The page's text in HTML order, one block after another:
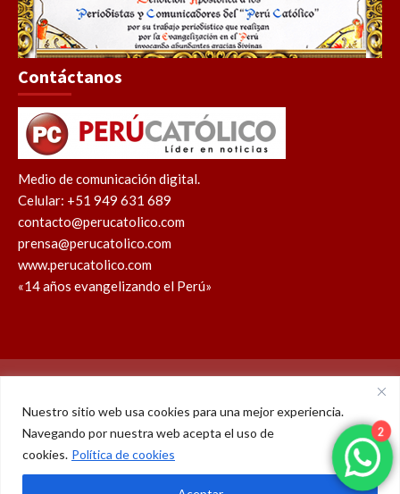
Nuestro sitio web usa cookies para una mejor experiencia.
Navegando por nuestra web acepta el uso de
cookies. Política de cookies
Contáctanos
Medio de comunicación digital.
Celular: +51 949 631 689
contacto@perucatolico.com
prensa@perucatolico.com
www.perucatolico.com
«14 años evangelizando el Perú»
WhatsAppFacebookYoutubeInstagram
X
© Derechos reservados 2026 – Perú Católico | 14 años
2